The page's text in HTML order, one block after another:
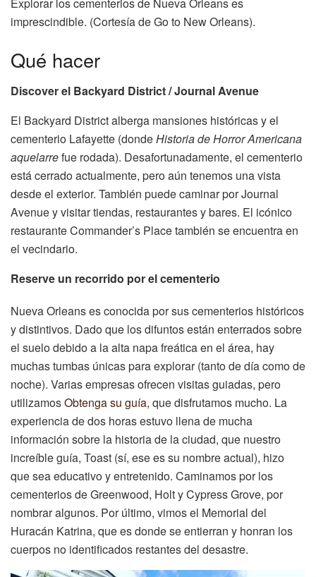
Explorar los cementerios de Nueva Orleans es
imprescindible. (Cortesía de Go to New Orleans).
Qué hacer
Discover el Backyard District / Journal Avenue
El Backyard District alberga mansiones históricas y el
cementerio Lafayette (dondeHistoria de Horror Americana
aquelarrefue rodada). Desafortunadamente, el cementerio
está cerrado actualmente, pero aún tenemos una vista
desde el exterior. También puede caminar por Journal
Avenue y visitar tiendas, restaurantes y bares. El icónico
restaurante Commander’s Place también se encuentra en
el vecindario.
Reserve un recorrido por el cementerio
Nueva Orleans es conocida por sus cementerios históricos
y distintivos. Dado que los difuntos están enterrados sobre
el suelo debido a la alta napa freática en el área, hay
muchas tumbas únicas para explorar (tanto de día como de
noche). Varias empresas ofrecen visitas guiadas, pero
utilizamosObtenga su guía, que disfrutamos mucho. La
experiencia de dos horas estuvo llena de mucha
información sobre la historia de la ciudad, que nuestro
increíble guía, Toast (sí, ese es su nombre actual), hizo
que sea educativo y entretenido. Caminamos por los
cementerios de Greenwood, Holt y Cypress Grove, por
nombrar algunos. Por último, vimos el Memorial del
Huracán Katrina, que es donde se entierran y honran los
cuerpos no identificados restantes del desastre.